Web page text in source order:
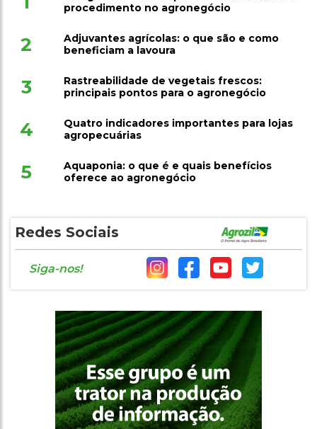
beneficiam a lavoura
principais pontos para o agronegócio
agropecuárias
oferece ao agronegócio
Redes Sociais
Siga-nos!